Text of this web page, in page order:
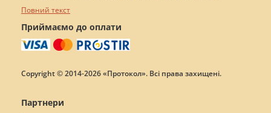
Повний текст
Приймаємо до оплати
Copyright © 2014-2026 «Протокол». Всі права захищені.
Партнери